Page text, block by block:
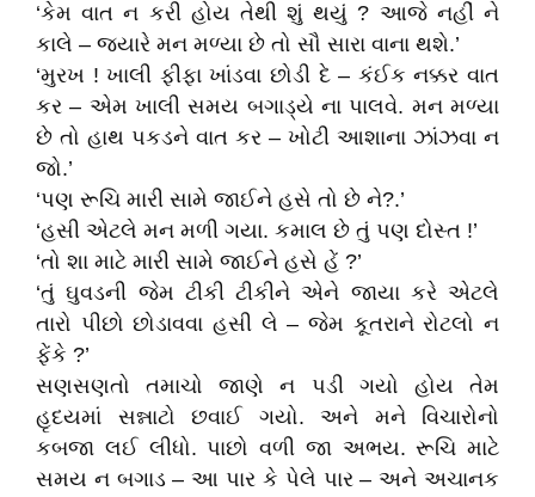
‘કેમ વાત ન કરી હોય તેથી શું થયું ? આજે નહીં ને
કાલે – જ્યારે મન મળ્યા છે તો સૌ સારા વાના થશે.’
‘મુરખ ! ખાલી ફીફા ખાંડવા છોડી દે – કંઈક નક્કર વાત
કર – એમ ખાલી સમય બગાડ્યે ના પાલવે. મન મળ્યા
છે તો હાથ પકડને વાત કર – ખોટી આશાના ઝાંઝવા ન
જો.’
‘પણ રૂચિ મારી સામે જાઈને હસે તો છે ને?.’
‘હસી એટલે મન મળી ગયા. કમાલ છે તું પણ દોસ્ત !’
‘તો શા માટે મારી સામે જાઈને હસે હેં ?’
‘તું ઘુવડની જેમ ટીકી ટીકીને એને જાયા કરે એટલે
તારો પીછો છોડાવવા હસી લે – જેમ કૂતરાને રોટલો ન
ફેંકે ?’
સણસણતો તમાચો જાણે ન પડી ગયો હોય તેમ
હૃદયમાં સન્નાટો છવાઈ ગયો. અને મને વિચારોનો
કબજા લઈ લીધો. પાછો વળી જા અભય. રૂચિ માટે
સમય ન બગાડ – આ પાર કે પેલે પાર – અને અચાનક